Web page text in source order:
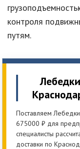
контроля
путям.
Поставляем
675000 ₽ для
специалисты
доставки по